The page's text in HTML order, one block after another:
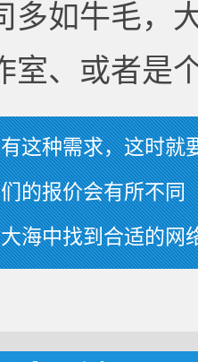
多如牛毛，
室、或者是
这种需求，这时就
的报价会有所不同
海中找到合适的网